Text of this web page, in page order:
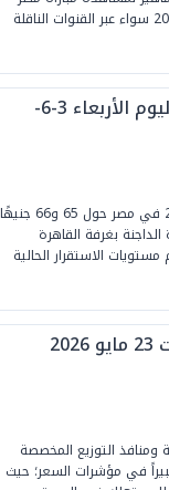
وبلجيكا اليوم بث مباشر في كأس العالم 2026 سواء عبر القنوات الناقلة
أسعار الدواجن والبط والرومي اليوم الأربعاء 3-6-
جاءت أسعار الدواجن اليوم الأربعاء 3-6-2026 في مصر حول 65 و66 جنيهًا
بغرفة القاهرة
الاستقرار الحالية
التوزيع المخصصة
كبيراً في مؤشرات السعر؛ حيث